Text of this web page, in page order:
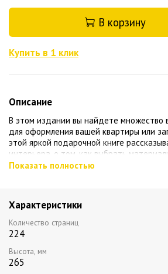
В корзину
Купить в 1 клик
Описание
В этом издании вы найдете
для оформления вашей квартиры или
этой яркой подарочной книге
интерьера, о том, как выбрать
цветовую гамму, концепцию освещения и
Исполнение: переплет из натуральной
латунь, ручная работа, тонированный
Показать полностью
Характеристики
Количество страниц
224
Высота, мм
265